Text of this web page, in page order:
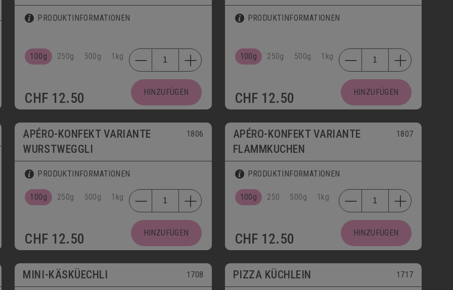
PRODUKTINFORMATIONEN
100g 250g 500g 1kg
CHF 12.50 HINZUFÜGEN
PRODUKTINFORMATIONEN
100g 250g 500g 1kg
CHF 12.50 HINZUFÜGEN
APÉRO-KONFEKT VARIANTE
WURSTWEGGLI
1806
PRODUKTINFORMATIONEN
100g 250g 500g 1kg
CHF 12.50 HINZUFÜGEN
APÉRO-KONFEKT VARIANTE
FLAMMKUCHEN
1807
PRODUKTINFORMATIONEN
100g 250 500g 1kg
CHF 12.50 HINZUFÜGEN
MINI-KÄSKÜECHLI 1708
bis 30.09.
PIZZA KÜCHLEIN 1717